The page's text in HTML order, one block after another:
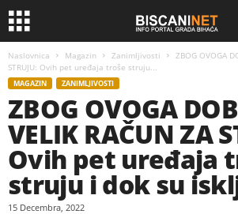
Naslovnica Magazin Zanimljivosti
ZBOG OVOGA
STRUJU: Ovih pet uređaja troše struju...
MAGAZIN ZANIMLJIVOSTI
ZBOG OVOGA
VELIK RAČUN ZA
Ovih pet uređaja
struju i dok su
15 Decembra, 2022